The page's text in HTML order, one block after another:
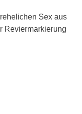
Sex aus
Reviermarkierung